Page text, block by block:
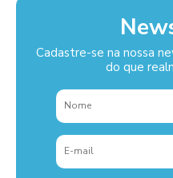
Cadastre-se na nossa
do que